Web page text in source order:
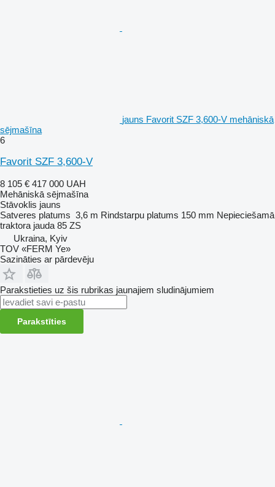
jauns Favorit SZF 3,600-V mehāniskā
sējmašīna
6
Favorit SZF 3,600-V
8 105 € 417 000 UAH
Mehāniskā sējmašīna
Stāvoklis jauns
Satveres platums 3,6 m Rindstarpu platums 150 mm Nepieciešamā
traktora jauda 85 ZS
Ukraina, Kyiv
TOV «FERM Ye»
Sazināties ar pārdevēju
Parakstieties uz šis rubrikas jaunajiem sludinājumiem
Parakstīties